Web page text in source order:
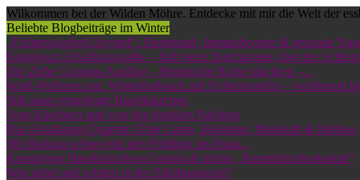
Wilkommen bei der Wilden Möhre. Entdecke mit mir die Welt der
Beliebte Blogbeiträge im Winter
„Fichtenwipferl-Oxymel“: Hustensaft, Immunbooster & gesunde
Engelwurz-Erkältungssalbe – hilft beim Durchatmen, löst den
Die Zirbe: Lungau-Ausflug – Heimische Harze räuchern –...
Wald-Wellness pur: Winterbadesalz mit Fichtennadeln – wohltuend
Süß sauer eingelegte Haselkätzchen
Vom Räuchern und von den dunklen Nächten
Das Erkältungs-Quartett: Über Linde, Holunder, Mädesüß &
Mit Barbara schon jetzt den Frühling ins Haus...
Knuspriges Haselkätzchen-Granola & kleine „Baumkätzchenkunde“
Was nährt und schützt in der Erkältungszeit?